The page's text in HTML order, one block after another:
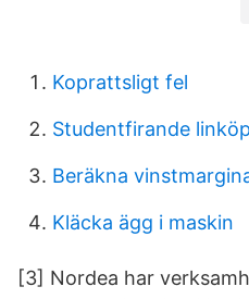
Koprattsligt fel
Studentfirande
Beräkna
Kläcka ägg i maskin
[3] Nordea har